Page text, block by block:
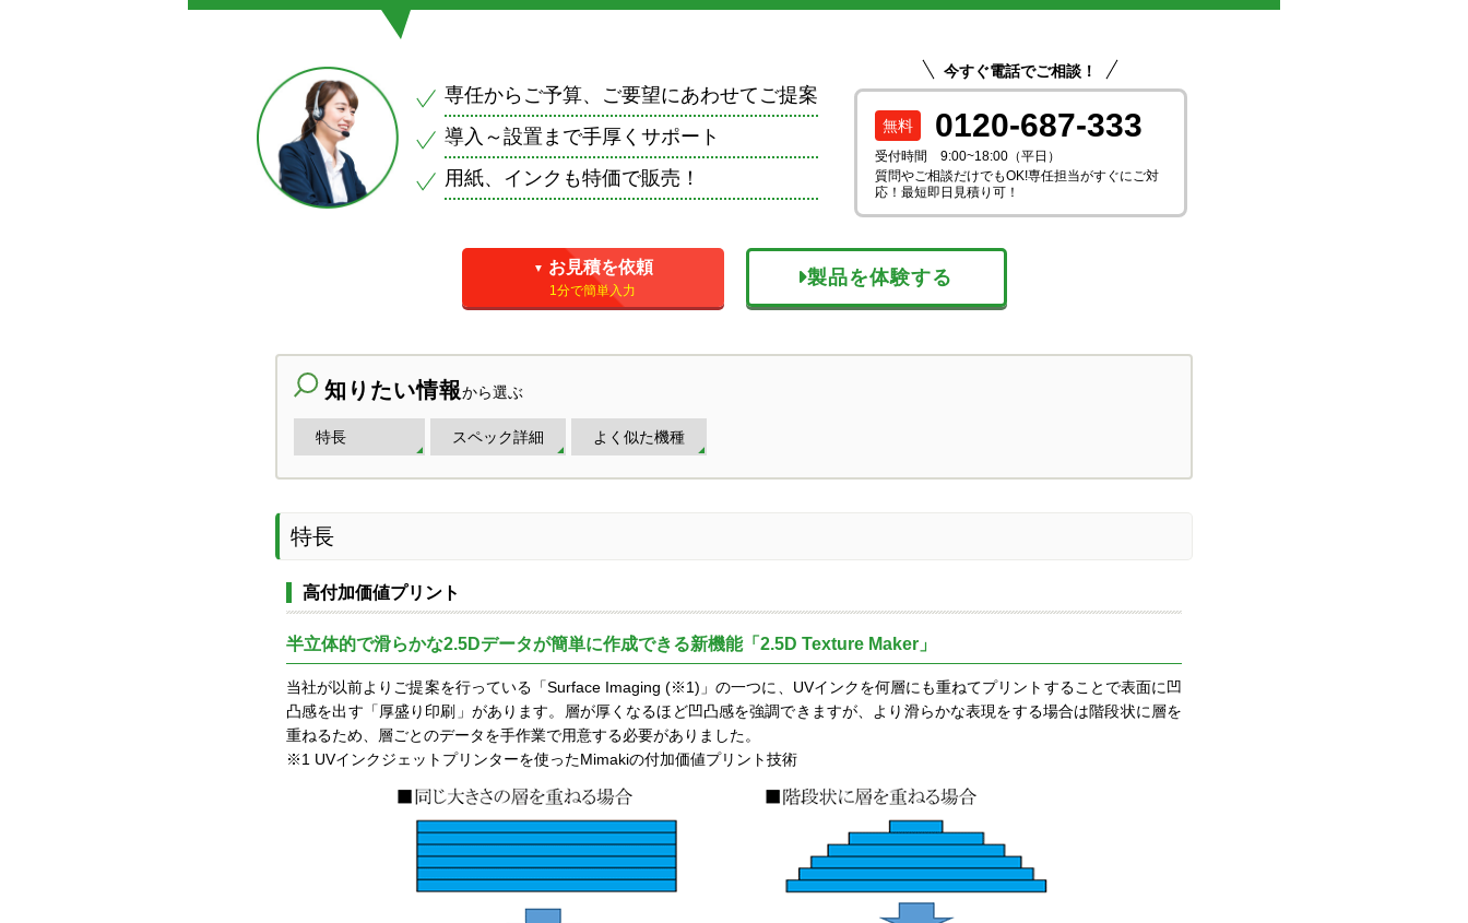
専任からご予算、ご要望にあわせてご提案
導入～設置まで手厚くサポート
用紙、インクも特価で販売！
今すぐ電話でご相談！
0120-687-333
受付時間 9:00~18:00（平日）
質問やご相談だけでもOK!専任担当がすぐにご対
応！最短即日見積り可！
▼ お見積を依頼
1分で簡単入力
製品を体験する
知りたい情報から選ぶ
特長 スペック詳細 よく似た機種
特長
高付加価値プリント
半立体的で滑らかな2.5Dデータが簡単に作成できる新機能「2.5D Texture Maker」
当社が以前よりご提案を行っている「Surface Imaging (※1)」の一つに、UVインクを何層にも重ねてプリントすることで表面に凹
凸感を出す「厚盛り印刷」があります。層が厚くなるほど凹凸感を強調できますが、より滑らかな表現をする場合は階段状に層を
重ねるため、層ごとのデータを手作業で用意する必要がありました。
※1 UVインクジェットプリンターを使ったMimakiの付加価値プリント技術